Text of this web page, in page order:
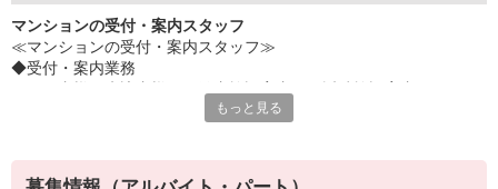
■どんな方に対しても明るい笑顔と気持ち良い対応を心がけられ
る
■物件を快適な住まいとするため、チームワークを大切にしなが
このような方と一緒に働きたいと思っています。
マンションの受付・案内スタッフ
≪マンションの受付・案内スタッフ≫
◆受付・案内業務
・共用施設の利用受付、予約管理等
・クリーニング、宅配便、靴の修繕サービス等
もっと見る